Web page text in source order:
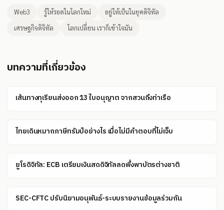
Web3 รู้ให้รอดในโลกใหม่
อยู่ให้เป็นในยุคดิจิทัล
เศรษฐกิจดิจิทัล
โลกเปลี่ยน เราก็เข้าใจมัน
บทความที่เกี่ยวข้อง
เส้นทางทุเรียนส่งออก 13 ใบอนุญาต จากสวนถึงท่าเรือ
ไทยเดินหมากภาษีทรัมป์อย่างไร เมื่อไม่มีคำตอบที่ไม่เจ็บ
ยูโรดิจิทัล: ECB เตรียมเงินสดดิจิทัลลดพึ่งพาบัตรต่างชาติ
SEC-CFTC ปรับนิยามอนุพันธ์-ระบบรายงานข้อมูลร่วมกัน